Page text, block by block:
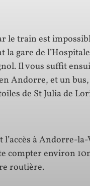
le train est
la gare de
Il vous suffit
Andorre, et un
de St Julia de
à Andorre-
compter environ
routière.